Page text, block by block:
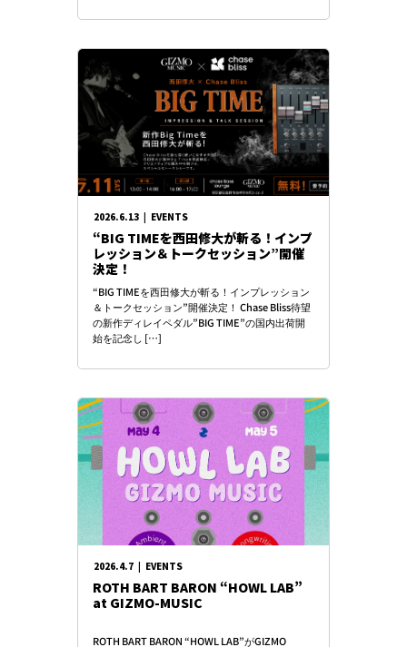
2026.6.13 | EVENTS
“BIG TIMEを西田修大が斬る！インプ
レッション＆トークセッション”開催
決定！
“BIG TIMEを西田修大が斬る！インプレッション
＆トークセッション”開催決定！ Chase Bliss待望
の新作ディレイペダル”BIG TIME”の国内出荷開
始を記念し […]
2026.4.7 | EVENTS
ROTH BART BARON “HOWL LAB”
at GIZMO-MUSIC
ROTH BART BARON “HOWL LAB”がGIZMO